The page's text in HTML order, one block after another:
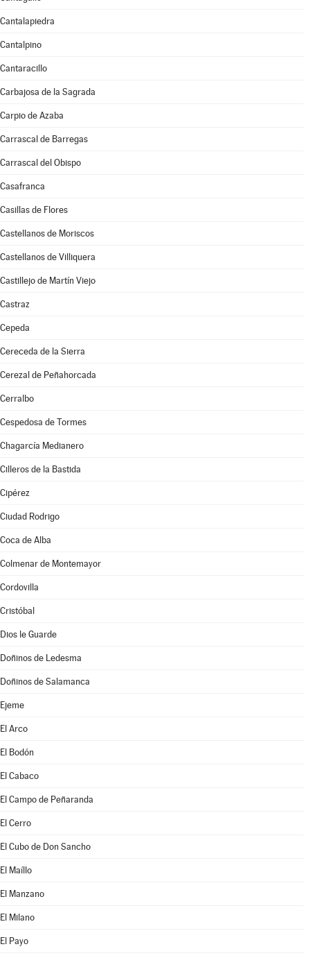
Cantalapiedra
Cantalpino
Cantaracillo
Carbajosa de la Sagrada
Carpio de Azaba
Carrascal de Barregas
Carrascal del Obispo
Casafranca
Casillas de Flores
Castellanos de Moriscos
Castellanos de Villiquera
Castillejo de Martín Viejo
Castraz
Cepeda
Cereceda de la Sierra
Cerezal de Peñahorcada
Cerralbo
Cespedosa de Tormes
Chagarcía Medianero
Cilleros de la Bastida
Cipérez
Ciudad Rodrigo
Coca de Alba
Colmenar de Montemayor
Cordovilla
Cristóbal
Dios le Guarde
Doñinos de Ledesma
Doñinos de Salamanca
Ejeme
El Arco
El Bodón
El Cabaco
El Campo de Peñaranda
El Cerro
El Cubo de Don Sancho
El Maíllo
El Manzano
El Milano
El Payo